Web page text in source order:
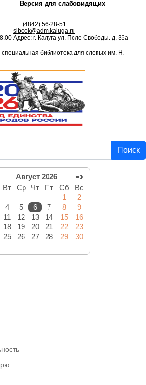
Версия для слабовидящих
(4842) 56-28-51
slbook@adm.kaluga.ru
Адрес: г. Калуга ул. Поле Свободы. д. 36а
Поиск
Август 2026 -›
Вт Ср Чт Пт Сб
Вс
1
2
4 5 6 7 8
9
11 12 13 14 15
16
18 19 20 21 22
23
25 26 27 28 29
30